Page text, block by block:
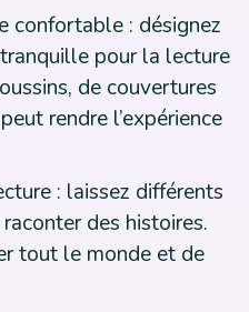
confortable : désignez
pour la lecture
de couvertures
rendre l’expérience
: laissez différents
des histoires.
tout le monde et de